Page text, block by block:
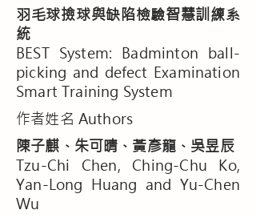
羽毛球撿球與缺陷檢驗智慧訓練系
統
BEST System: Badminton ball-
picking and defect Examination
Smart Training System
作者姓名 Authors
陳子麒、朱可晴、黃彥龍、吳昱辰
Tzu-Chi Chen, Ching-Chu Ko,
Yan-Long Huang and Yu-Chen
Wu